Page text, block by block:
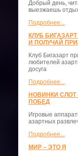
Добрый день,
выезжаешь
Подробнее...
КЛУБ
И ПОЛУЧАЙ
Клуб Бигазарт
любителей
досуга
Подробнее...
НОВИНКИ СЛОТ
ПОБЕД
Игровые
азартных
Подробнее...
МИР – ЭТО Я